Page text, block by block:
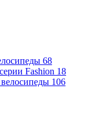
68
Fashion 18
106